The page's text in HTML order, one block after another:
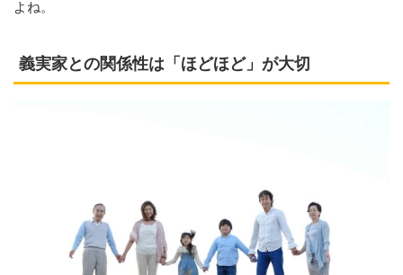
よね。
義実家との関係性は「ほどほど」が大切